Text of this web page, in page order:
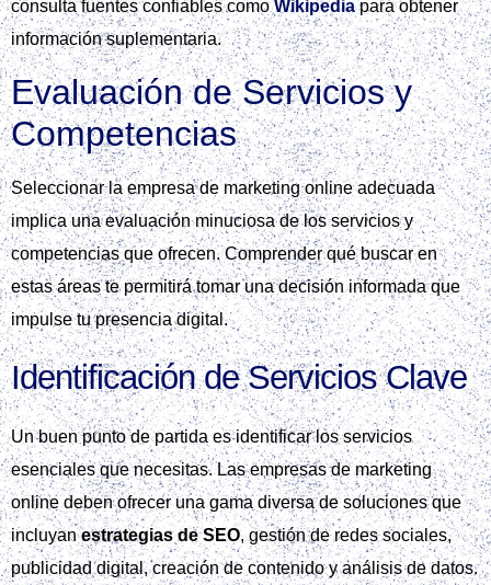
consulta fuentes confiables comoWikipediapara obtener
información suplementaria.
Evaluación de Servicios y
Competencias
Seleccionar la empresa de marketing online adecuada
implica una evaluación minuciosa de los servicios y
competencias que ofrecen. Comprender qué buscar en
estas áreas te permitirá tomar una decisión informada que
impulse tu presencia digital.
Identificación de Servicios Clave
Un buen punto de partida es identificar los servicios
esenciales que necesitas. Las empresas de marketing
online deben ofrecer una gama diversa de soluciones que
incluyanestrategias de SEO, gestión de redes sociales,
publicidad digital, creación de contenido y análisis de datos.